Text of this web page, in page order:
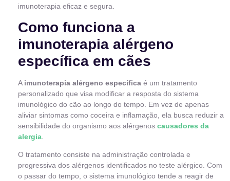
imunoterapia eficaz e segura.
Como funciona a
imunoterapia alérgeno
específica em cães
A imunoterapia alérgeno específica é um tratamento
personalizado que visa modificar a resposta do sistema
imunológico do cão ao longo do tempo. Em vez de apenas
aliviar sintomas como coceira e inflamação, ela busca reduzir a
sensibilidade do organismo aos alérgenos causadores da
alergia
O tratamento consiste na administração controlada e
progressiva dos alérgenos identificados no teste alérgico. Com
o passar do tempo, o sistema imunológico tende a reagir de